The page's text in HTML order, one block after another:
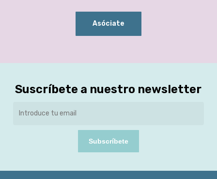
Asóciate
Suscríbete a nuestro newsletter
Subscríbete